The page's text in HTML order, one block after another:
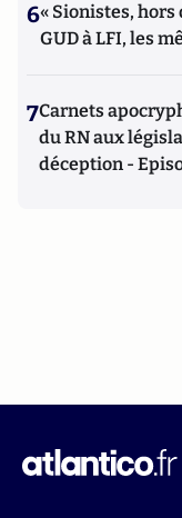
6« Sionistes, hors
GUD à LFI, les
7Carnets
du RN aux
déception -